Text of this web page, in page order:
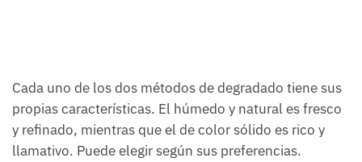
Cada uno de los dos métodos de degradado tiene sus
propias características. El húmedo y natural es fresco
y refinado, mientras que el de color sólido es rico y
llamativo. Puede elegir según sus preferencias.